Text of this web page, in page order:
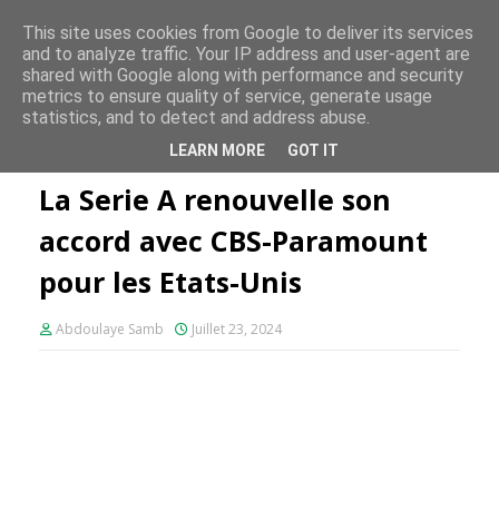
FE PLUS
Paramount pour les Etats-Unis
La Serie A renouvelle son
accord avec CBS-Paramount
pour les Etats-Unis
Abdoulaye Samb Juillet 23, 2024
This site uses cookies from Google to deliver its services
and to analyze traffic. Your IP address and user-agent are
shared with Google along with performance and security
metrics to ensure quality of service, generate usage
statistics, and to detect and address abuse.
LEARN MORE GOT IT